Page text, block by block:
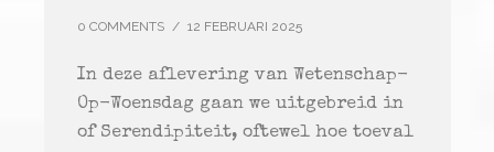
0 COMMENTS / 12 FEBRUARI 2025
In deze aflevering van Wetenschap-
Op-Woensdag gaan we uitgebreid in
of Serendipiteit, oftewel hoe toeval